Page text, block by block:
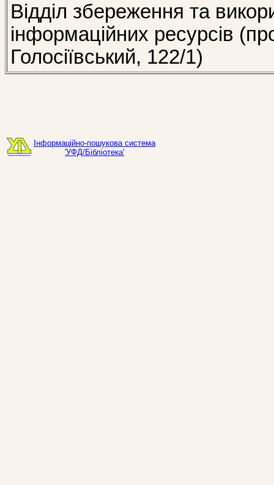
Відділ збереження та
інформаційних ресурсів
Голосіївський, 122/1)
Інформаційно-пошукова система
'УФД/Бібліотека'